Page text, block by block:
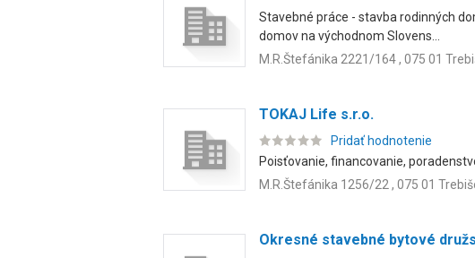
Stavebné práce - stavba rodinných
domov na východnom Slovens...
M.R.Štefánika 2221/164 , 075 01
TOKAJ Life s.r.o.
Pridať hodnotenie
Poisťovanie, financovanie,
M.R.Štefánika 1256/22 , 075 01
Okresné stavebné bytové